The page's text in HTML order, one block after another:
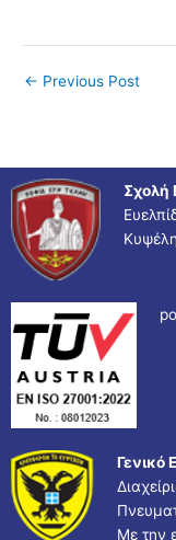
← Previous Post
Σχολή
Γενικό
Με την